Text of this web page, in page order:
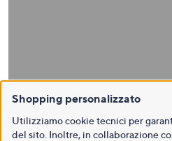
Shopping personalizzato
Utilizziamo cookie tecnici per
del sito. Inoltre, in collaborazione